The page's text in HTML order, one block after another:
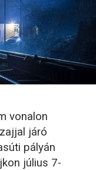
vonalon
járó
pályán
július 7-